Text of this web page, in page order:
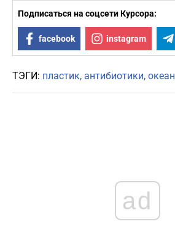
Подписаться на соцсети Курсора:
facebook instagram
ТЭГИ: пластик антибиотики океан
ad